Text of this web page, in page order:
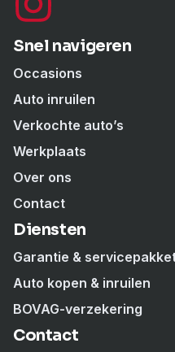
Snel navigeren
Occasions
Auto inruilen
Verkochte auto’s
Werkplaats
Over ons
Contact
Diensten
Garantie &
Auto kopen & inruilen
BOVAG-verzekering
Contact